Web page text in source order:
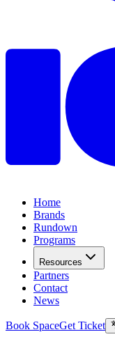
Home
Brands
Rundown
Programs
Resources
Partners
Contact
News
Book SpaceGet Ticket